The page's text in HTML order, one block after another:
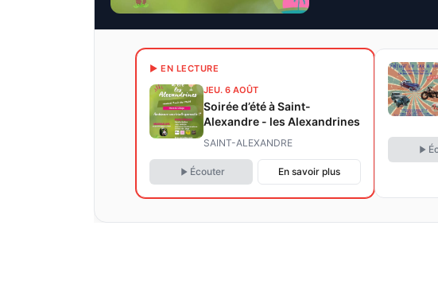
▶ EN LECTURE
JEU. 6 AOÛT
Soirée d’été à Saint-
Alexandre - les Alexandrines
SAINT-ALEXANDRE
Écouter En savoir plus